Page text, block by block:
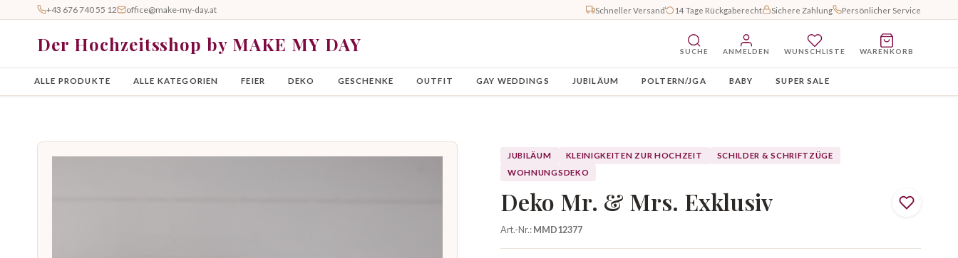
+43 676 740 55 12 office@make-my-day.at Schneller Versand 14 Tage Rückgaberecht Sichere Zahlung Persönlicher Service
Der Hochzeitsshop by MAKE MY DAY SUCHE ANMELDEN WUNSCHLISTE WARENKORB
ALLE PRODUKTE ALLE KATEGORIEN FEIER DEKO GESCHENKE OUTFIT GAY WEDDINGS JUBILÄUM POLTERN/JGA BABY SUPER SALE
JUBILÄUM KLEINIGKEITEN ZUR HOCHZEIT
SCHILDER & SCHRIFTZÜGE
WOHNUNGSDEKO
Deko Mr. & Mrs. Exklusiv
Art.-Nr.:MMD12377